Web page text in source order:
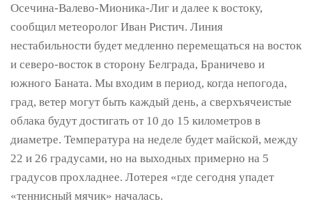
Осечина-Валево-Мионика-Лиг и далее к востоку,
сообщил метеоролог Иван Ристич. Линия
нестабильности будет медленно перемещаться на восток
и северо-восток в сторону Белграда, Браничево и
южного Баната. Мы входим в период, когда непогода,
град, ветер могут быть каждый день, а сверхъячеистые
облака будут достигать от 10 до 15 километров в
диаметре. Температура на неделе будет майской, между
22 и 26 градусами, но на выходных примерно на 5
градусов прохладнее. Лотерея «где сегодня упадет
«теннисный мячик» началась.